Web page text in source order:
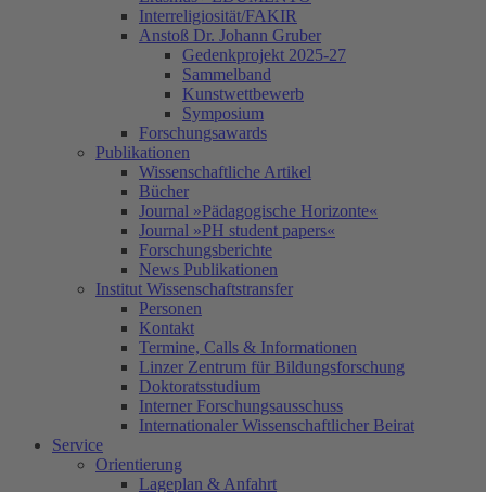
Interreligiosität/FAKIR
Anstoß Dr. Johann Gruber
Gedenkprojekt 2025-27
Sammelband
Kunstwettbewerb
Symposium
Forschungsawards
Publikationen
Wissenschaftliche Artikel
Bücher
Journal »Pädagogische Horizonte«
Journal »PH student papers«
Forschungsberichte
News Publikationen
Institut Wissenschaftstransfer
Personen
Kontakt
Termine, Calls & Informationen
Linzer Zentrum für Bildungsforschung
Doktoratsstudium
Interner Forschungsausschuss
Internationaler Wissenschaftlicher Beirat
Service
Orientierung
Lageplan & Anfahrt